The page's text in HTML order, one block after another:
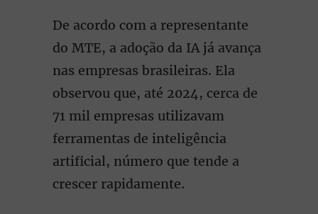
De acordo com a representante
do MTE, a adoção da IA já avança
nas empresas brasileiras. Ela
observou que, até 2024, cerca de
71 mil empresas utilizavam
ferramentas de inteligência
artificial, número que tende a
crescer rapidamente.